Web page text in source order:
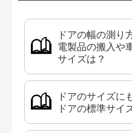
ドアの幅の測
電製品の搬入や
サイズは？
ドアのサイズに
ドアの標準サイ